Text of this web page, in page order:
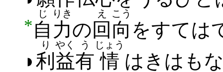
*自
じ
力
りき
の回
え
向
こう
を​すて​は
◗利
り
益
やく
有
う
情
じょう
は​きは​も​